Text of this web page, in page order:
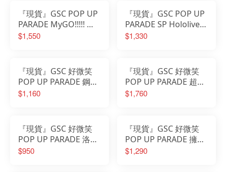
『現貨』GSC POP UP
PARADE MyGO!!!!! 千
早愛音 L size L尺寸
$1,550
『現貨』GSC POP UP
PARADE SP Hololive
星街彗星
$1,330
『現貨』GSC 好微笑
POP UP PARADE 鋼之
鍊金術師 阿爾馮斯 艾
$1,160
『現貨』GSC 好微笑
POP UP PARADE 超級
索尼子 15th迷你禮服
$1,760
『現貨』GSC 好微笑
POP UP PARADE 洛克
人
$950
『現貨』GSC 好微笑
POP UP PARADE 擁有
超常技能的異世界流浪
$1,290